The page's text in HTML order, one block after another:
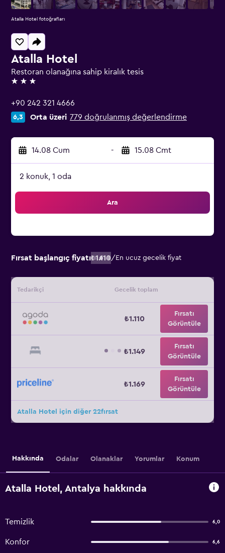
Atalla Hotel
Restoran olanağına sahip kiralık tesis
3 yıldız
+90 242 321 4666
6,3 Orta üzeri 779 doğrulanmış değerlendirme
14.08 Cum - 15.08 Cmt
2 konuk, 1 oda
Ara
Fırsat başlangıç fiyatı₺1.110/ En ucuz gecelik fiyat
Tedarikçi Gecelik toplam
₺1.110
Fırsatı
Görüntüle
₺1.149
Fırsatı
Görüntüle
₺1.169
Fırsatı
Görüntüle
Atalla Hotel için diğer 22fırsat
Atalla Hotel fotoğrafları
Hakkında Odalar Olanaklar Yorumlar Konum
Atalla Hotel, Antalya hakkında
Temizlik 6,0
Konfor 6,6